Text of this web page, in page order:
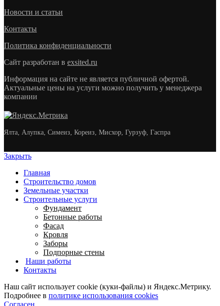
Новости и статьи
Контакты
Политика конфиденциальности
Сайт разработан в exsited.ru
Информация на сайте не является публичной офертой.
Актуальные цены на услуги можно получить у менеджера
компании
Ялта, Алупка, Симеиз, Кореиз, Мисхор, Гурзуф, Гаспра
Закрыть
Главная
Строительство домов
Земельные участки
Строительные услуги
Фундамент
Бетонные работы
Фасад
Кровля
Заборы
Подпорные стены
Наши работы
Контакты
Наш сайт использует cookie (куки-файлы) и Яндекс.Метрику.
Подробнее в политике использования cookies
Согласен